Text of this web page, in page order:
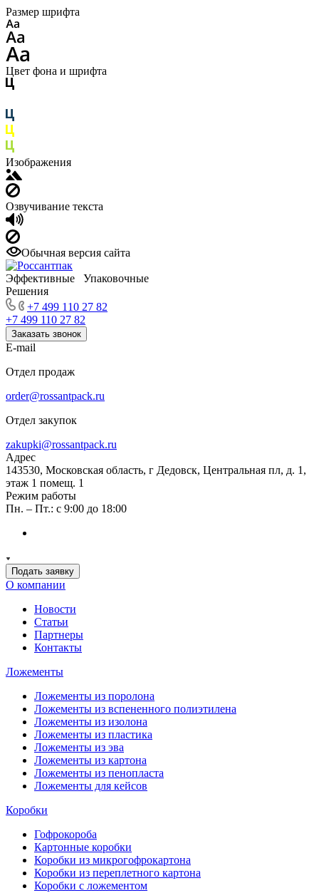
Размер шрифта
Цвет фона и шрифта
Изображения
Озвучивание текста
Обычная версия сайта
Эффективные Упаковочные
Решения
+7 499 110 27 82
+7 499 110 27 82
Заказать звонок
E-mail
Отдел продаж
order@rossantpack.ru
Отдел закупок
zakupki@rossantpack.ru
Адрес
143530, Московская область, г Дедовск, Центральная пл, д. 1,
этаж 1 помещ. 1
Режим работы
Пн. – Пт.: с 9:00 до 18:00
Подать заявку
О компании
Новости
Статьи
Партнеры
Контакты
Ложементы
Ложементы из поролона
Ложементы из вспененного полиэтилена
Ложементы из изолона
Ложементы из пластика
Ложементы из эва
Ложементы из картона
Ложементы из пенопласта
Ложементы для кейсов
Коробки
Гофрокороба
Картонные коробки
Коробки из микрогофрокартона
Коробки из переплетного картона
Коробки с ложементом